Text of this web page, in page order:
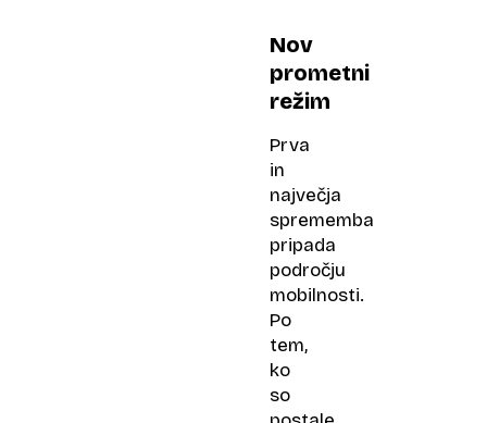
Nov
prometni
režim
Prva
in
največja
sprememba
pripada
področju
mobilnosti.
Po
tem,
ko
so